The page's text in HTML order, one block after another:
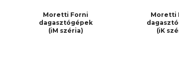
Moretti Forni
dagasztógépek
(iM széria)
Moretti
(iK